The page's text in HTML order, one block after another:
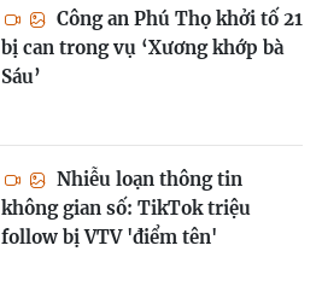
Công an Phú Thọ khởi tố 21
bị can trong vụ ‘Xương khớp bà
Sáu’
Nhiễu loạn thông tin
không gian số: TikTok triệu
follow bị VTV 'điểm tên'